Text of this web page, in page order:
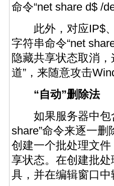
命令“net share d$ /
此外，对应IP$、
字符串命令“net
隐藏共享状态取消
道”，来随意攻击
“自动”删除法
如果服务器中包
share”命令来逐一
创建一个批处理文
享状态。在创建批
具，并在编辑窗口